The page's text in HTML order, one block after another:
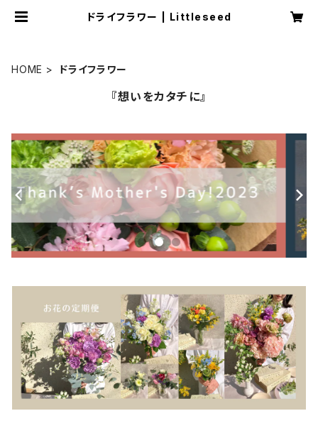
ドライフラワー | Littleseed
HOME ドライフラワー
『想いをカタチに』